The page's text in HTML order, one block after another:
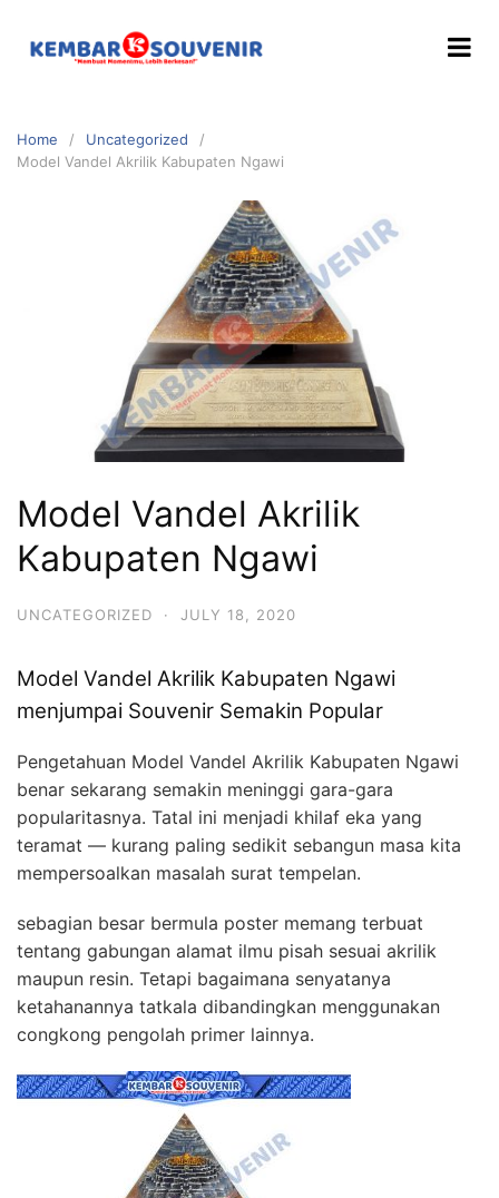
Home
Uncategorized
Model Vandel Akrilik Kabupaten Ngawi
Model Vandel Akrilik
Kabupaten Ngawi
UNCATEGORIZED · JULY 18, 2020
Model Vandel Akrilik Kabupaten Ngawi
menjumpai Souvenir Semakin Popular
Pengetahuan Model Vandel Akrilik Kabupaten Ngawi
benar sekarang semakin meninggi gara-gara
popularitasnya. Tatal ini menjadi khilaf eka yang
teramat — kurang paling sedikit sebangun masa kita
mempersoalkan masalah surat tempelan.
sebagian besar bermula poster memang terbuat
tentang gabungan alamat ilmu pisah sesuai akrilik
maupun resin. Tetapi bagaimana senyatanya
ketahanannya tatkala dibandingkan menggunakan
congkong pengolah primer lainnya.